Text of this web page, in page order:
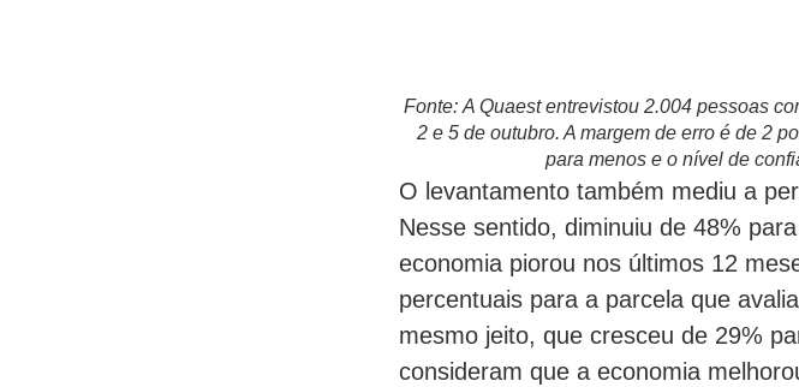
Fonte: A Quaest entrevistou 2.004 pessoas
2 e 5 de outubro. A margem de erro é de 2
para menos e o nível de
O levantamento também mediu a
Nesse sentido, diminuiu de 48%
economia piorou nos últimos 12
percentuais para a parcela que
mesmo jeito, que cresceu de 29%
consideram que a economia